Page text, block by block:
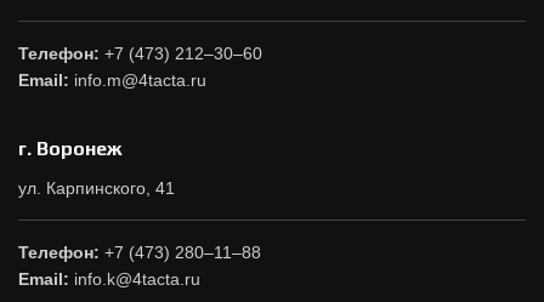
Телефон: +7 (473) 212–30–60
Email: info.m@4tacta.ru
г. Воронеж
ул. Карпинского, 41
Телефон: +7 (473) 280–11–88
Email: info.k@4tacta.ru